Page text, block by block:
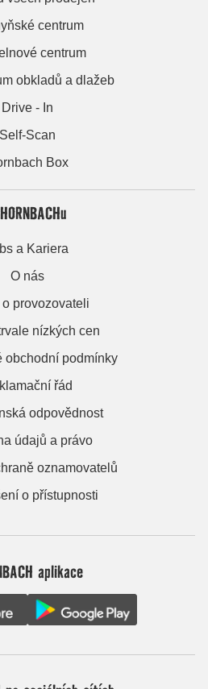
centrum
centrum
obkladů a dlažeb
Drive - In
Self-Scan
Box
a Kariera
O nás
provozovateli
nízkých cen
obchodní podmínky
řád
odpovědnost
údajů a právo
oznamovatelů
o přístupnosti
aplikace